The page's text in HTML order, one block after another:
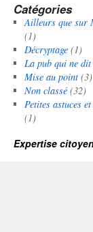
Catégories
Ailleurs que sur
(1)
Décryptage(1)
La pub qui ne dit
Mise au point(3)
Non classé(32)
Petites astuces
(1)
Expertise